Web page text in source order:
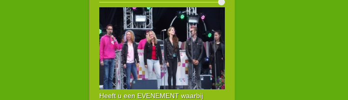
Heeft u een EVENEMENT waarbij